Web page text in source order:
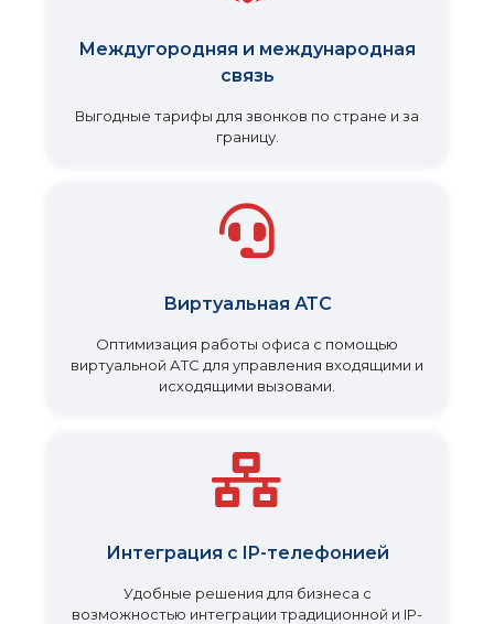
Междугородняя и международная
связь
Выгодные тарифы для звонков по стране и за
границу.
Виртуальная АТС
Оптимизация работы офиса с помощью
виртуальной АТС для управления входящими и
исходящими вызовами.
Интеграция с IP-телефонией
Удобные решения для бизнеса с
возможностью интеграции традиционной и IP-